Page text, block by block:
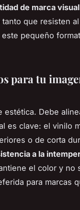
de marca visual
que resisten
pequeño
para tu
estética. Debe
es clave: el vinilo
o de corta
a la
el color y no
para marcas